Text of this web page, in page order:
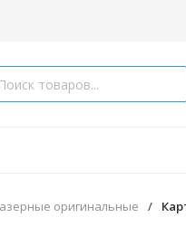
оригинальные /